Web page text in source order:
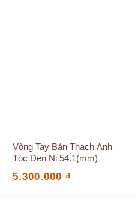
Vòng Tay Bản Thạch Anh
Tóc Đen Ni 54.1(mm)
5.300.000 ₫